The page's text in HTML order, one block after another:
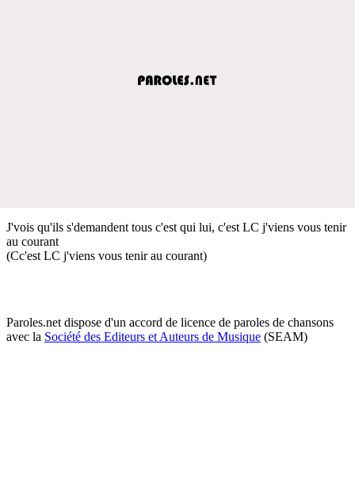
J'vois qu'ils s'demandent tous c'est qui lui, c'est LC j'viens vous tenir
au courant
(Cc'est LC j'viens vous tenir au courant)
Paroles.net dispose d'un accord de licence de paroles de chansons
avec la Société des Editeurs et Auteurs de Musique (SEAM)